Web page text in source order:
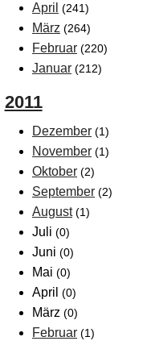
April (241)
März (264)
Februar (220)
Januar (212)
2011
Dezember (1)
November (1)
Oktober (2)
September (2)
August (1)
Juli (0)
Juni (0)
Mai (0)
April (0)
März (0)
Februar (1)